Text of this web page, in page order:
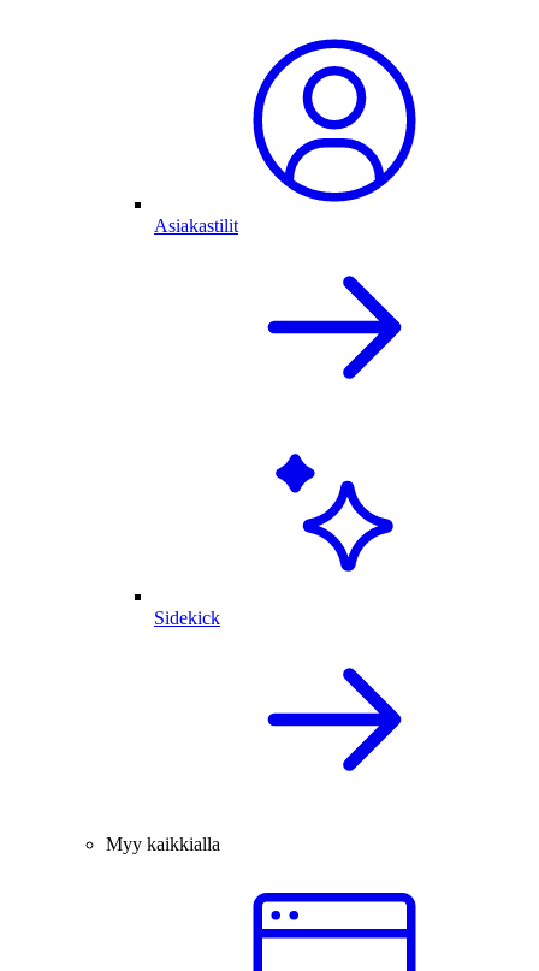
Asiakastilit
Sidekick
Myy kaikkialla